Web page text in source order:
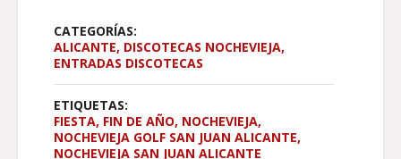
CATEGORÍAS:
ALICANTE, DISCOTECAS NOCHEVIEJA,
ENTRADAS DISCOTECAS
ETIQUETAS:
FIESTA, FIN DE AÑO, NOCHEVIEJA,
NOCHEVIEJA GOLF SAN JUAN ALICANTE,
NOCHEVIEJA SAN JUAN ALICANTE